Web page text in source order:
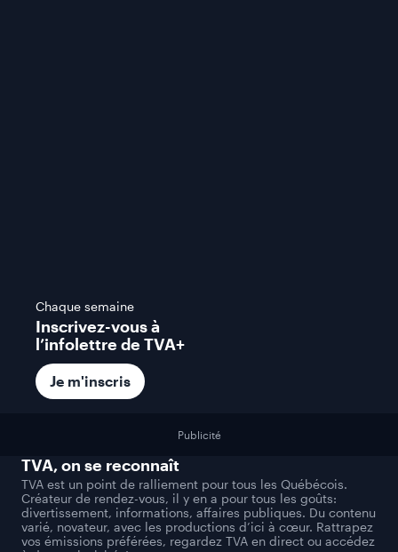
Chaque semaine
Inscrivez-vous à
l’infolettre de TVA+
Je m'inscris
Publicité
TVA, on se reconnaît
TVA est un point de ralliement pour tous les Québécois.
Créateur de rendez-vous, il y en a pour tous les goûts:
divertissement, informations, affaires publiques. Du contenu
varié, novateur, avec les productions d’ici à cœur. Rattrapez
vos émissions préférées, regardez TVA en direct ou accédez